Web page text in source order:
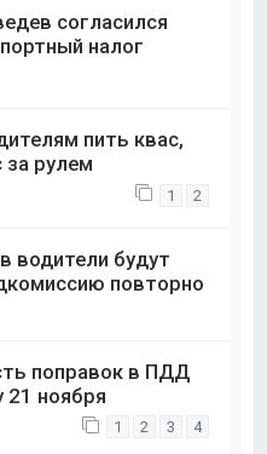
согласился
налог
пить квас,
рулем
1 2
водители будут
повторно
поправок в ПДД
21 ноября
1 2 3 4